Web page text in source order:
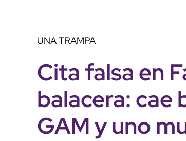
UNA TRAMPA
Cita falsa en
balacera: cae
GAM y uno